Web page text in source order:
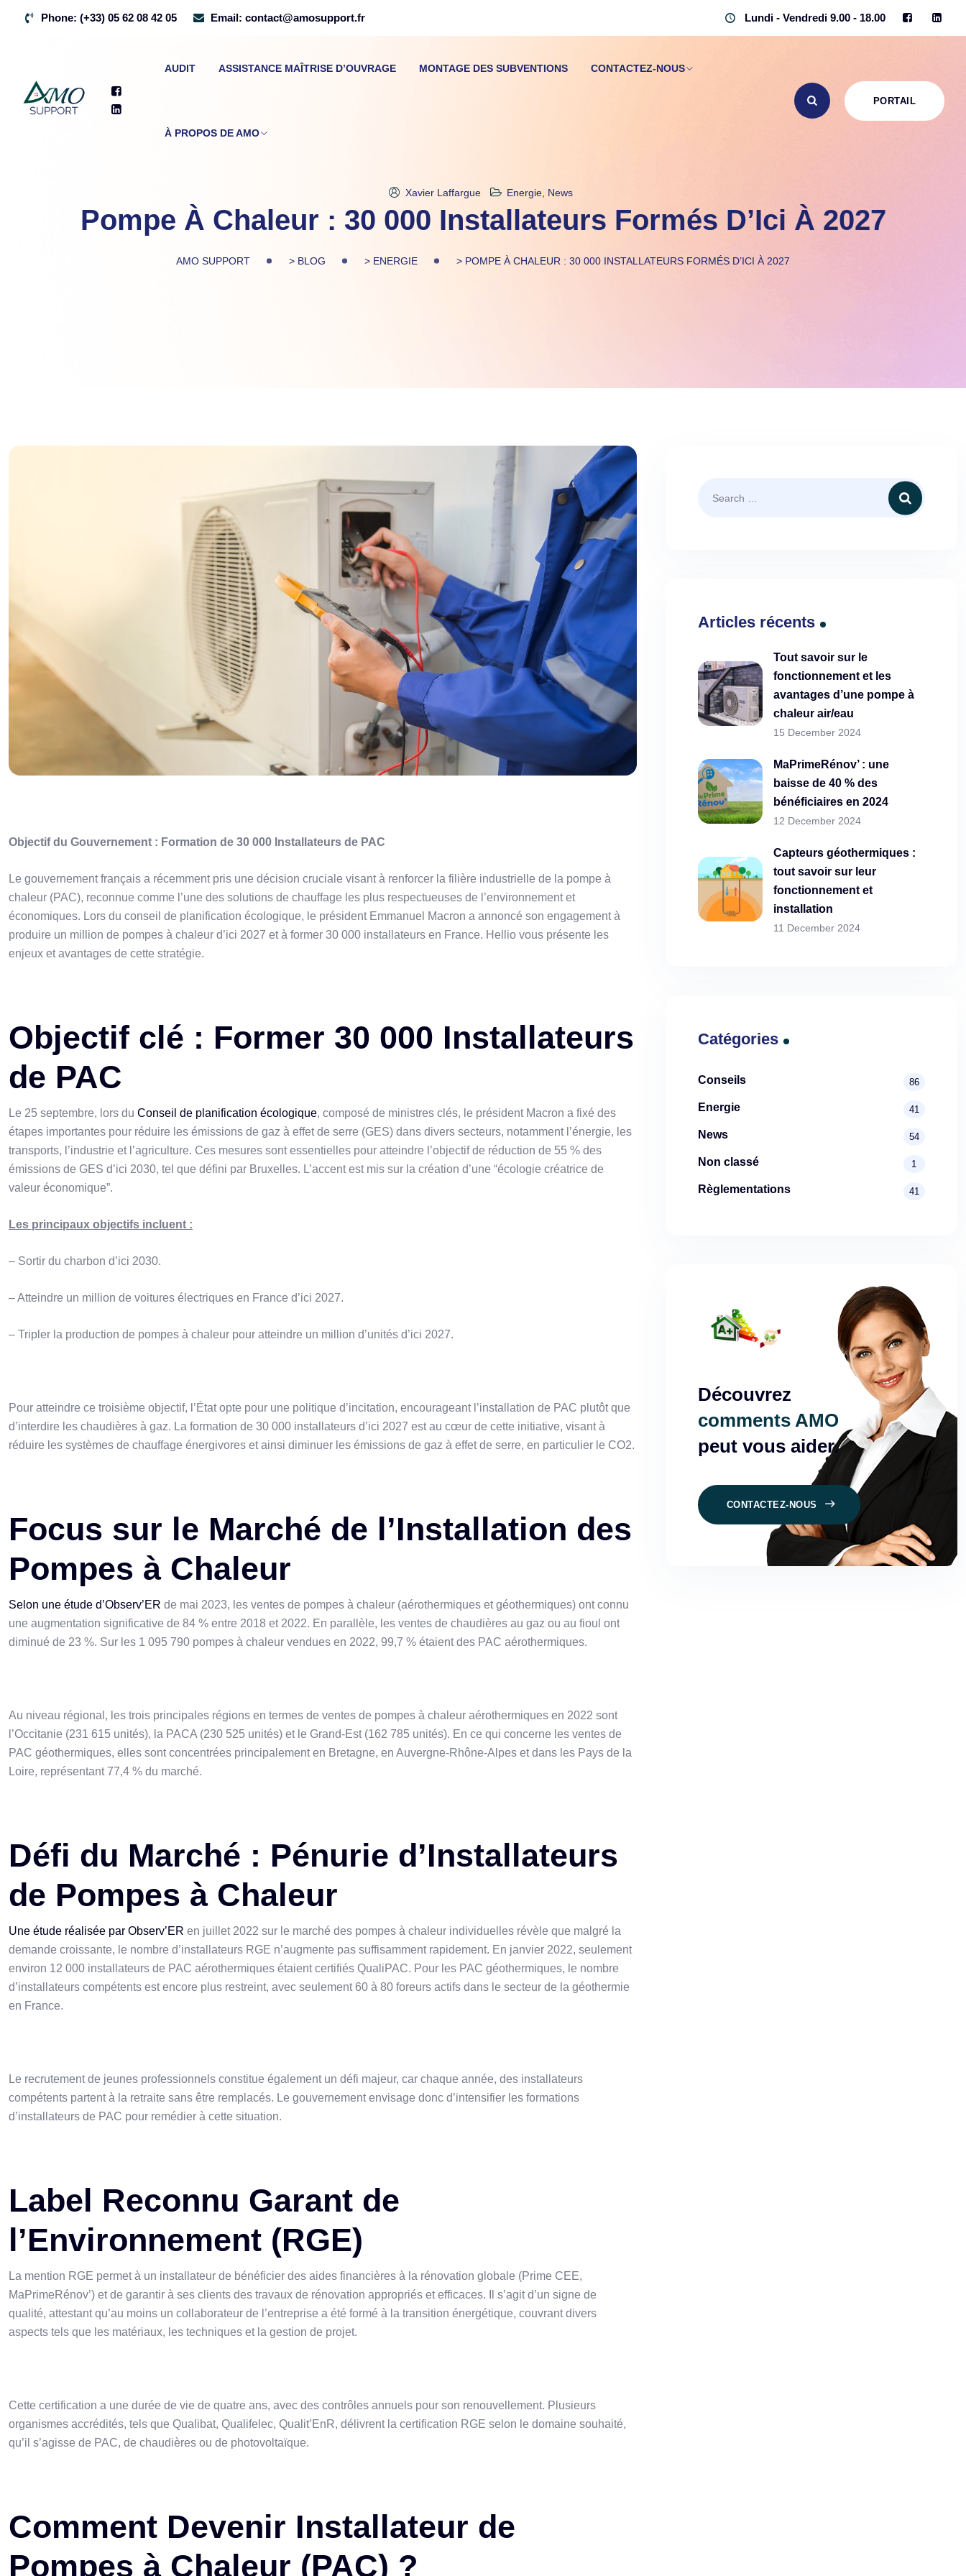
Phone: (+33) 05 62 08 42 05 Email: contact@amosupport.fr Lundi - Vendredi 9.00 - 18.00
AUDIT ASSISTANCE MAÎTRISE D’OUVRAGE MONTAGE DES SUBVENTIONS CONTACTEZ-NOUS
À PROPOS DE AMO
PORTAIL
Xavier Laffargue Energie, News
Pompe À Chaleur : 30 000 Installateurs Formés D’Ici À 2027
AMO SUPPORT > BLOG > ENERGIE > POMPE À CHALEUR : 30 000 INSTALLATEURS FORMÉS D’ICI À 2027
Objectif du Gouvernement : Formation de 30 000 Installateurs de PAC
Le gouvernement français a récemment pris une décision cruciale visant à renforcer la filière industrielle de la pompe à
chaleur (PAC), reconnue comme l’une des solutions de chauffage les plus respectueuses de l’environnement et
économiques. Lors du conseil de planification écologique, le président Emmanuel Macron a annoncé son engagement à
produire un million de pompes à chaleur d’ici 2027 et à former 30 000 installateurs en France. Hellio vous présente les
enjeux et avantages de cette stratégie.
Objectif clé : Former 30 000 Installateurs
de PAC
Le 25 septembre, lors du Conseil de planification écologique, composé de ministres clés, le président Macron a fixé des
étapes importantes pour réduire les émissions de gaz à effet de serre (GES) dans divers secteurs, notamment l’énergie, les
transports, l’industrie et l’agriculture. Ces mesures sont essentielles pour atteindre l’objectif de réduction de 55 % des
émissions de GES d’ici 2030, tel que défini par Bruxelles. L’accent est mis sur la création d’une “écologie créatrice de
valeur économique”.
Les principaux objectifs incluent :
– Sortir du charbon d’ici 2030.
– Atteindre un million de voitures électriques en France d’ici 2027.
– Tripler la production de pompes à chaleur pour atteindre un million d’unités d’ici 2027.
Pour atteindre ce troisième objectif, l’État opte pour une politique d’incitation, encourageant l’installation de PAC plutôt que
d’interdire les chaudières à gaz. La formation de 30 000 installateurs d’ici 2027 est au cœur de cette initiative, visant à
réduire les systèmes de chauffage énergivores et ainsi diminuer les émissions de gaz à effet de serre, en particulier le CO2.
Focus sur le Marché de l’Installation des
Pompes à Chaleur
Selon une étude d’Observ’ER de mai 2023, les ventes de pompes à chaleur (aérothermiques et géothermiques) ont connu
une augmentation significative de 84 % entre 2018 et 2022. En parallèle, les ventes de chaudières au gaz ou au fioul ont
diminué de 23 %. Sur les 1 095 790 pompes à chaleur vendues en 2022, 99,7 % étaient des PAC aérothermiques.
Au niveau régional, les trois principales régions en termes de ventes de pompes à chaleur aérothermiques en 2022 sont
l’Occitanie (231 615 unités), la PACA (230 525 unités) et le Grand-Est (162 785 unités). En ce qui concerne les ventes de
PAC géothermiques, elles sont concentrées principalement en Bretagne, en Auvergne-Rhône-Alpes et dans les Pays de la
Loire, représentant 77,4 % du marché.
Défi du Marché : Pénurie d’Installateurs
de Pompes à Chaleur
Une étude réalisée par Observ’ER en juillet 2022 sur le marché des pompes à chaleur individuelles révèle que malgré la
demande croissante, le nombre d’installateurs RGE n’augmente pas suffisamment rapidement. En janvier 2022, seulement
environ 12 000 installateurs de PAC aérothermiques étaient certifiés QualiPAC. Pour les PAC géothermiques, le nombre
d’installateurs compétents est encore plus restreint, avec seulement 60 à 80 foreurs actifs dans le secteur de la géothermie
en France.
Le recrutement de jeunes professionnels constitue également un défi majeur, car chaque année, des installateurs
compétents partent à la retraite sans être remplacés. Le gouvernement envisage donc d’intensifier les formations
d’installateurs de PAC pour remédier à cette situation.
Label Reconnu Garant de
l’Environnement (RGE)
La mention RGE permet à un installateur de bénéficier des aides financières à la rénovation globale (Prime CEE,
MaPrimeRénov’) et de garantir à ses clients des travaux de rénovation appropriés et efficaces. Il s’agit d’un signe de
qualité, attestant qu’au moins un collaborateur de l’entreprise a été formé à la transition énergétique, couvrant divers
aspects tels que les matériaux, les techniques et la gestion de projet.
Cette certification a une durée de vie de quatre ans, avec des contrôles annuels pour son renouvellement. Plusieurs
organismes accrédités, tels que Qualibat, Qualifelec, Qualit’EnR, délivrent la certification RGE selon le domaine souhaité,
qu’il s’agisse de PAC, de chaudières ou de photovoltaïque.
Comment Devenir Installateur de
Pompes à Chaleur (PAC) ?
Articles récents
Tout savoir sur le
fonctionnement et les
avantages d’une pompe à
chaleur air/eau
15 December 2024
MaPrimeRénov’ : une
baisse de 40 % des
bénéficiaires en 2024
12 December 2024
Capteurs géothermiques :
tout savoir sur leur
fonctionnement et
installation
11 December 2024
Catégories
Conseils 86
Energie 41
News 54
Non classé 1
Règlementations 41
Découvrez
comments AMO
peut vous aider.
CONTACTEZ-NOUS